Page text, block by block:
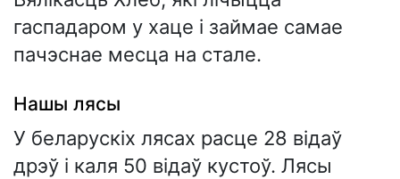
гаспадаром у хаце і займае самае
пачэснае месца на стале.
Нашы лясы
У беларускіх лясах расце 28 відаў
дрэў і каля 50 відаў кустоў. Лясы